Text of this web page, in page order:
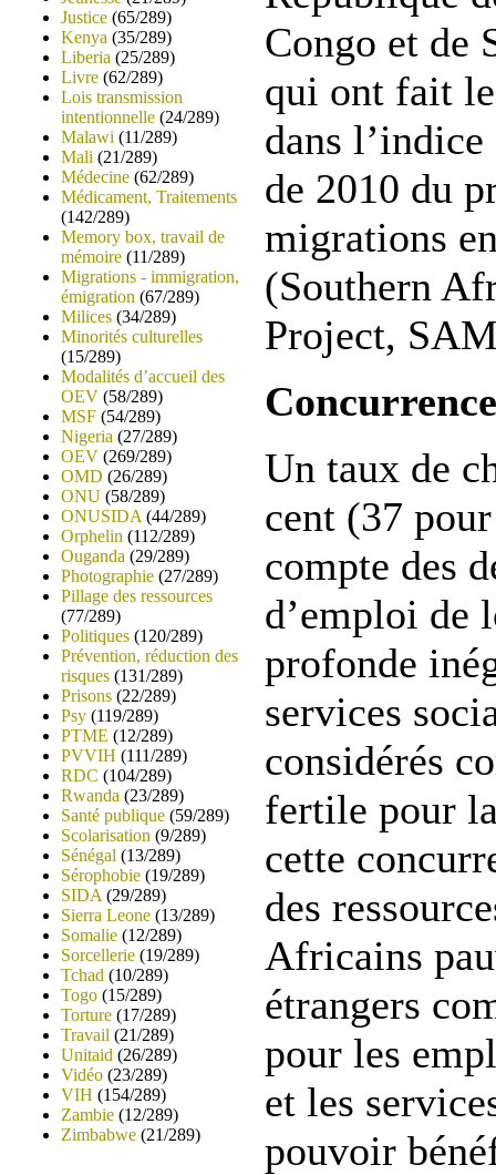
Justice (65/289)
Kenya (35/289)
Liberia (25/289)
Livre (62/289)
Lois transmission
intentionnelle (24/289)
Malawi (11/289)
Mali (21/289)
Médecine (62/289)
Médicament, Traitements
(142/289)
Memory box, travail de
mémoire (11/289)
Migrations - immigration,
émigration (67/289)
Milices (34/289)
Minorités culturelles
(15/289)
Modalités d’accueil des
OEV (58/289)
MSF (54/289)
Nigeria (27/289)
OEV (269/289)
OMD (26/289)
ONU (58/289)
ONUSIDA (44/289)
Orphelin (112/289)
Ouganda (29/289)
Photographie (27/289)
Pillage des ressources
(77/289)
Politiques (120/289)
Prévention, réduction des
risques (131/289)
Prisons (22/289)
Psy (119/289)
PTME (12/289)
PVVIH (111/289)
RDC (104/289)
Rwanda (23/289)
Santé publique (59/289)
Scolarisation (9/289)
Sénégal (13/289)
Sérophobie (19/289)
SIDA (29/289)
Sierra Leone (13/289)
Somalie (12/289)
Sorcellerie (19/289)
Tchad (10/289)
Togo (15/289)
Torture (17/289)
Travail (21/289)
Unitaid (26/289)
Vidéo (23/289)
VIH (154/289)
Zambie (12/289)
Zimbabwe (21/289)
Congo et de
qui ont fait
dans
de 2010 du
migrations
(Southern
Project,
Un taux de
cent (37
compte des
d’emploi de
profonde
services
considérés
fertile pour
cette
des
Africains
étrangers
pour les
et les
pouvoir